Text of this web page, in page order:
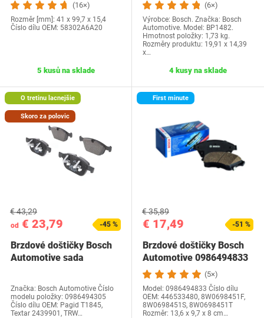
(16×)
Rozměr [mm]: 41 x 99,7 x 15,4
Číslo dílu OEM: ‎58302A6A20
5 kusů na sklade
(6×)
Výrobce: Bosch. Značka: Bosch
Automotive. Model: BP1482.
Hmotnost položky: 1,73 kg.
Rozměry produktu: ‎19,91 x 14,39
x…
4 kusy na sklade
O tretinu lacnejšie
Skoro za polovic
od € 23,79
€ 43,29
-45 %
Brzdové doštičky Bosch
Automotive sada
Značka: Bosch Automotive Číslo
modelu položky:‎ 0986494305
Číslo dílu OEM: ‎Pagid T1845,
Textar 2439901, TRW…
First minute
€ 17,49
€ 35,89
-51 %
Brzdové doštičky Bosch
Automotive 0986494833
(5×)
Model: 0986494833 Číslo dílu
OEM: ‎446533480, 8W0698451F,
8W0698451S, 8W0698451T
Rozměr: ‎13,6 x 9,7 x 8 cm…